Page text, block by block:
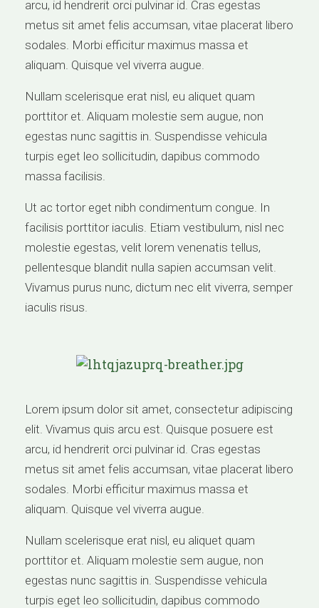
arcu, id hendrerit orci pulvinar id. Cras egestas
metus sit amet felis accumsan, vitae placerat libero
sodales. Morbi efficitur maximus massa et
aliquam. Quisque vel viverra augue.
Nullam scelerisque erat nisl, eu aliquet quam
porttitor et. Aliquam molestie sem augue, non
egestas nunc sagittis in. Suspendisse vehicula
turpis eget leo sollicitudin, dapibus commodo
massa facilisis.
Ut ac tortor eget nibh condimentum congue. In
facilisis porttitor iaculis. Etiam vestibulum, nisl nec
molestie egestas, velit lorem venenatis tellus,
pellentesque blandit nulla sapien accumsan velit.
Vivamus purus nunc, dictum nec elit viverra, semper
iaculis risus.
Lorem ipsum dolor sit amet, consectetur adipiscing
elit. Vivamus quis arcu est. Quisque posuere est
arcu, id hendrerit orci pulvinar id. Cras egestas
metus sit amet felis accumsan, vitae placerat libero
sodales. Morbi efficitur maximus massa et
aliquam. Quisque vel viverra augue.
Nullam scelerisque erat nisl, eu aliquet quam
porttitor et. Aliquam molestie sem augue, non
egestas nunc sagittis in. Suspendisse vehicula
turpis eget leo sollicitudin, dapibus commodo